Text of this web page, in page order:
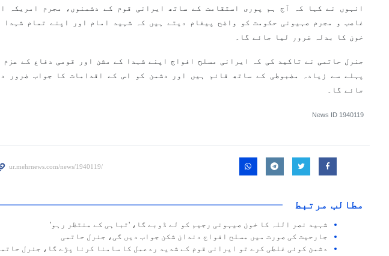
انہوں نے کہا کہ آج ہم پوری استقامت کے ساتھ ایرانی قوم کے دشمنوں، مجرم امریکہ
غاصب و مجرم صہیونی حکومت کو واضح پیغام دیتے ہیں کہ شہید امام اور اپنے تمام شہدا
خون کا بدلہ ضرور لیا جائے گا۔
جنرل حاتمی نے تاکید کی کہ ایرانی مسلح افواج اپنے شہدا کے مشن اور قومی دفاع کے عزم
پہلے سے زیادہ مضبوطی کے ساتھ قائم ہیں اور دشمن کو اس کے اقدامات کا جواب ضرور
جائے گا۔
News ID 1940119
مطالب مرتبط
شہید نصر اللہ کا خون صیہونی رجیم کو لے ڈوبے گا، 'تباہی کے منتظر رہو'
جارحیت کی صورت میں مسلح افواج دندان شکن جواب دیں گی، جنرل حاتمی
دشمن کوئی غلطی کرے تو ایرانی قوم کے شدید ردعمل کا سامنا کرنا پڑے گا، جنرل